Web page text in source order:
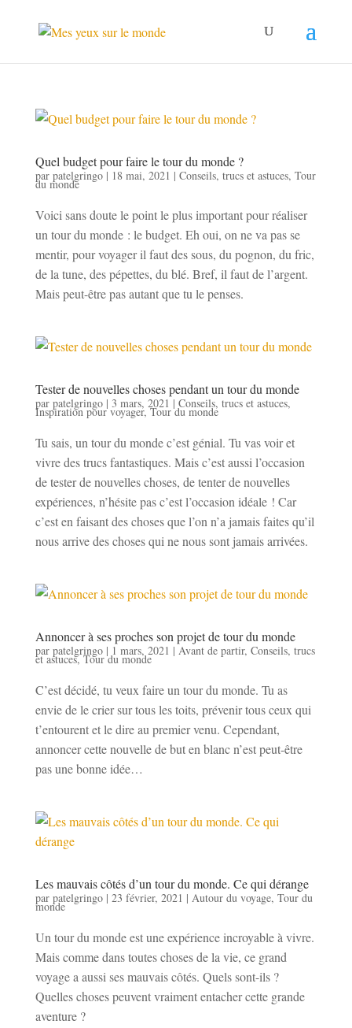
Quel budget pour faire le tour du monde ?
par patelgringo| 18 mai, 2021 | Conseils, trucs et astuces, Tour
du monde
Voici sans doute le point le plus important pour réaliser
un tour du monde : le budget. Eh oui, on ne va pas se
mentir, pour voyager il faut des sous, du pognon, du fric,
de la tune, des pépettes, du blé. Bref, il faut de l’argent.
Mais peut-être pas autant que tu le penses.
Tester de nouvelles choses pendant un tour du monde
par patelgringo| 3 mars, 2021 | Conseils, trucs et astuces,
Inspiration pour voyager,Tour du monde
Tu sais, un tour du monde c’est génial. Tu vas voir et
vivre des trucs fantastiques. Mais c’est aussi l’occasion
de tester de nouvelles choses, de tenter de nouvelles
expériences, n’hésite pas c’est l’occasion idéale ! Car
c’est en faisant des choses que l’on n’a jamais faites qu’il
nous arrive des choses qui ne nous sont jamais arrivées.
Annoncer à ses proches son projet de tour du monde
par patelgringo| 1 mars, 2021 | Avant de partir, Conseils, trucs
et astuces,Tour du monde
C’est décidé, tu veux faire un tour du monde. Tu as
envie de le crier sur tous les toits, prévenir tous ceux qui
t’entourent et le dire au premier venu. Cependant,
annoncer cette nouvelle de but en blanc n’est peut-être
pas une bonne idée…
Les mauvais côtés d’un tour du monde. Ce qui dérange
par patelgringo| 23 février, 2021 | Autour du voyage, Tour du
monde
Un tour du monde est une expérience incroyable à vivre.
Mais comme dans toutes choses de la vie, ce grand
voyage a aussi ses mauvais côtés. Quels sont-ils ?
Quelles choses peuvent vraiment entacher cette grande
aventure ?